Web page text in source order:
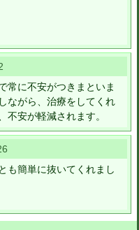
常に不安がつきまといま
ながら、治療をしてくれ
不安が軽減されます。
も簡単に抜いてくれまし